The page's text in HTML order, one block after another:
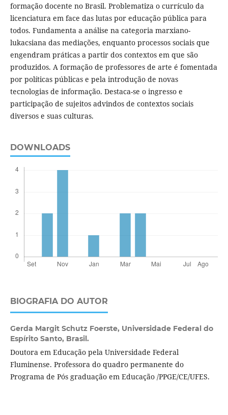
formação docente no Brasil. Problematiza o currículo da
licenciatura em face das lutas por educação pública para
todos. Fundamenta a análise na categoria marxiano-
lukacsiana das mediações, enquanto processos sociais que
engendram práticas a partir dos contextos em que são
produzidos. A formação de professores de arte é fomentada
por políticas públicas e pela introdução de novas
tecnologias de informação. Destaca-se o ingresso e
participação de sujeitos advindos de contextos sociais
diversos e suas culturas.
DOWNLOADS
BIOGRAFIA DO AUTOR
Gerda Margit Schutz Foerste, Universidade Federal do
Espírito Santo, Brasil.
Doutora em Educação pela Universidade Federal
Fluminense. Professora do quadro permanente do
Programa de Pós graduação em Educação /PPGE/CE/UFES.